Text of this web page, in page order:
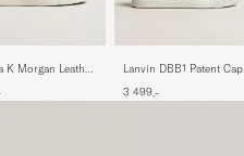
K Morgan Leather
Lanvin DBB1 Patent Cap
3 499,-